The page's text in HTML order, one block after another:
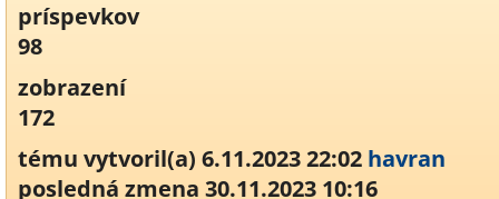
príspevkov
98
zobrazení
172
tému vytvoril(a) 6.11.2023 22:02 havran
posledná zmena 30.11.2023 10:16